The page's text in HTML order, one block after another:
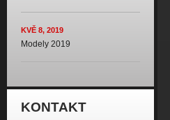
KVĚ 8, 2019
Modely 2019
KONTAKT